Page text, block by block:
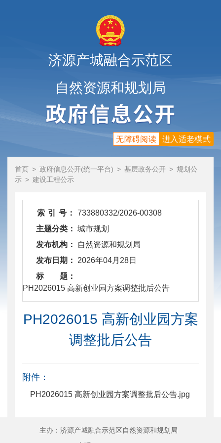
济源产城融合示范区
自然资源和规划局
进入适老模式
无障碍阅读
首页 > 政府信息公开(统一平台) > 基层政务公开 > 规划公
示 > 建设工程公示
索 引 号：
733880332/2026-00308
主题分类： 城市规划
发布机构：
自然资源和规划局
发布日期：
2026年04月28日
标 题：
​ PH2026015 高新创业园方案调整批后公告
PH2026015 高新创业园方案
调整批后公告
附件：
PH2026015 高新创业园方案调整批后公告.jpg
主办：济源产城融合示范区自然资源和规划局